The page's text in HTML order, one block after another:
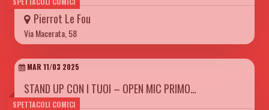
Pierrot Le Fou
Via Macerata, 58
SPETTACOLI COMICI
MAR 11/03 2025
STAND UP CON I TUOI – OPEN MIC PRIMO…